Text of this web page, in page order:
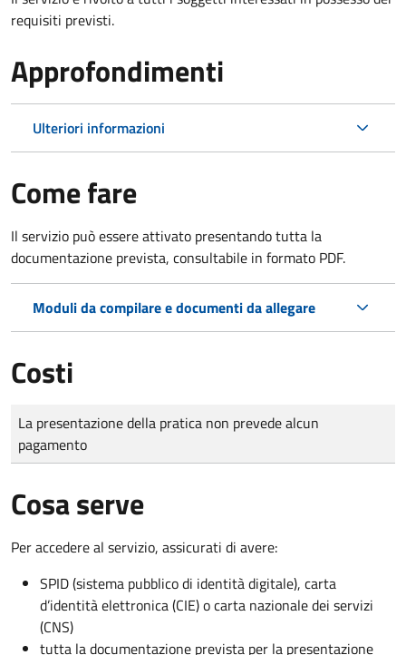
requisiti previsti.
Approfondimenti
Ulteriori informazioni
Come fare
Il servizio può essere attivato presentando tutta la
documentazione prevista, consultabile in formato PDF.
Moduli da compilare e documenti da allegare
Costi
Tipo di pagamento
Importo
La presentazione della pratica non prevede alcun
pagamento
Cosa serve
Per accedere al servizio, assicurati di avere:
SPID (sistema pubblico di identità digitale), carta
d’identità elettronica (CIE) o carta nazionale dei servizi
(CNS)
tutta la documentazione prevista per la presentazione